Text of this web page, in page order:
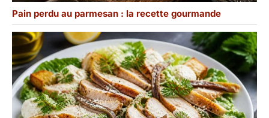
Pain perdu au parmesan : la recette gourmande